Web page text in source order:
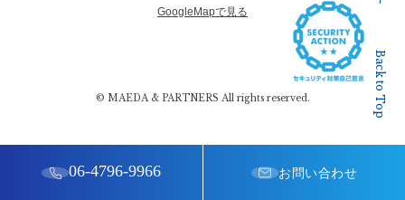
GoogleMapで見る
© MAEDA & PARTNERS All rights reserved. Back to Top
06-4796-9966 お問い合わせ